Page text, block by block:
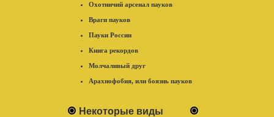
Охотничий арсенал пауков
Враги пауков
Пауки России
Книга рекордов
Молчаливый друг
Арахнофобия, или боязнь пауков
Некоторые виды